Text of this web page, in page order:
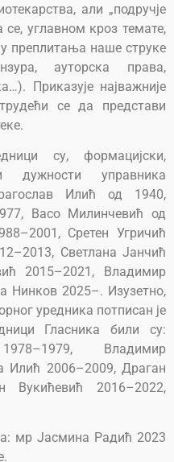
али „подручје
углавном кроз темате,
преплитања наше струке
ауторска права,
Приказује најважније
се да представи
су, формацијски,
дужности управника
Илић од 1940,
Васо Милинчевић од
Сретен Угричић
Светлана Јанчић
2015–2021, Владимир
Нинков 2025–. Изузетно,
уредника потписан је
Гласника били су:
Владимир
Илић 2006–2009, Драган
Вукићевић 2016–2022,
мр Јасмина Радић 2023